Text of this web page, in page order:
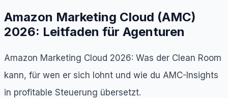
Amazon Marketing Cloud (AMC)
2026: Leitfaden für Agenturen
Amazon Marketing Cloud 2026: Was der Clean Room
kann, für wen er sich lohnt und wie du AMC-Insights
in profitable Steuerung übersetzt.